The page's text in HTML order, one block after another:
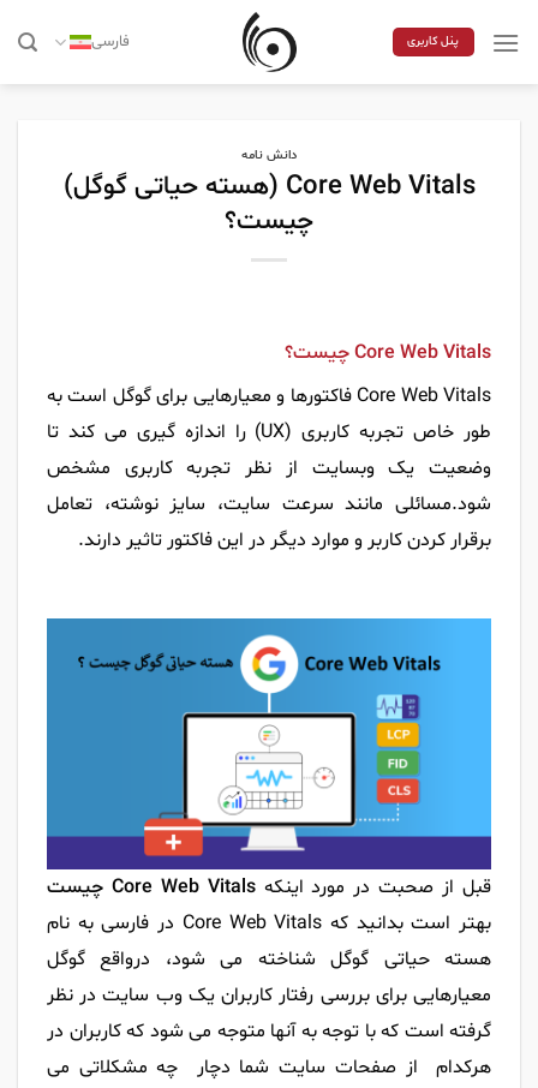
پنل کاربری فارسی
دانش نامه
Core Web Vitals (هسته حیاتی گوگل)
چیست؟
Core Web Vitals چیست؟
Core Web Vitals فاکتورها و معیارهایی برای گوگل است به
طور خاص تجربه کاربری (UX) را اندازه گیری می کند تا
وضعیت یک وبسایت از نظر تجربه کاربری مشخص
شود.مسائلی مانند سرعت سایت، سایز نوشته، تعامل
برقرار کردن کاربر و موارد دیگر در این فاکتور تاثیر دارند.
قبل از صحبت در مورد اینکهCore Web Vitals چیست
بهتر است بدانید که Core Web Vitals در فارسی به نام
هسته حیاتی گوگل شناخته می شود، درواقع گوگل
معیارهایی برای بررسی رفتار کاربران یک وب سایت در نظر
گرفته است که با توجه به آنها متوجه می شود که کاربران در
هرکدام از صفحات سایت شما دچار چه مشکلاتی می